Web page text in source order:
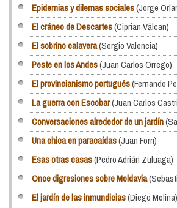
Epidemias y dilemas sociales(Jorge
El cráneo de Descartes(Ciprian Vălcan)
El sobrino calavera(Sergio Valencia)
Peste en los Andes(Juan Carlos Orrego)
El provincianismo portugués(Fernando
La guerra con Escobar(Juan Carlos
Conversaciones alrededor de un jardín
Una chica en paracaídas(Juan Forn)
Esas otras casas(Pedro Adrián Zuluaga)
Once digresiones sobre Moldavia
El jardín de las inmundicias(Diego Molina)